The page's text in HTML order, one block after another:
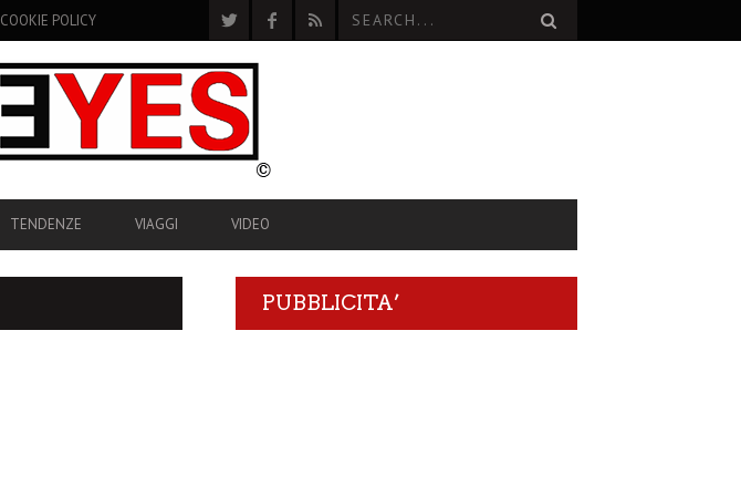
COOKIE POLICY
TENDENZE VIAGGI VIDEO
PUBBLICITA’